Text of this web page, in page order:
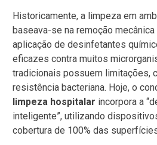
Historicamente, a limpeza em
baseava-se na remoção
aplicação de desinfetantes
eficazes contra muitos
tradicionais possuem limitações,
resistência bacteriana. Hoje, o
limpeza hospitalar incorpora a
inteligente”, utilizando
cobertura de 100% das